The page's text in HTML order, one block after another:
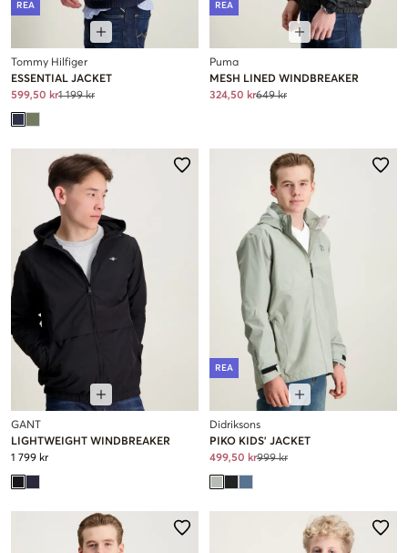
REA
Tommy Hilfiger
ESSENTIAL JACKET
599,50 kr1 199 kr
REA
Puma
MESH LINED WINDBREAKER
324,50 kr649 kr
GANT
LIGHTWEIGHT WINDBREAKER
1 799 kr
REA
Didriksons
PIKO KIDS' JACKET
499,50 kr999 kr